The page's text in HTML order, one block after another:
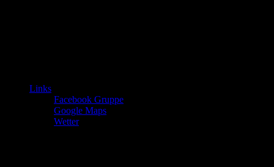
Links
Facebook Gruppe
Google Maps
Wetter